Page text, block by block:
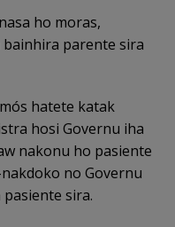
ho moras,
parente sira
hatete katak
hosi Governu iha
nakonu ho pasiente
no Governu
sira.